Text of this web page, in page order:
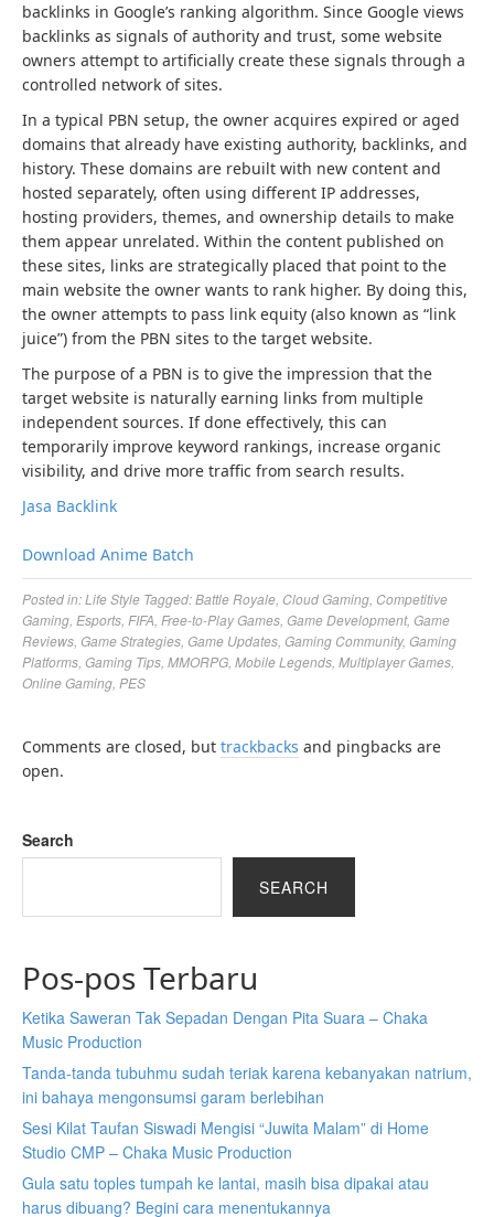
backlinks in Google’s ranking algorithm. Since Google views
backlinks as signals of authority and trust, some website
owners attempt to artificially create these signals through a
controlled network of sites.
In a typical PBN setup, the owner acquires expired or aged
domains that already have existing authority, backlinks, and
history. These domains are rebuilt with new content and
hosted separately, often using different IP addresses,
hosting providers, themes, and ownership details to make
them appear unrelated. Within the content published on
these sites, links are strategically placed that point to the
main website the owner wants to rank higher. By doing this,
the owner attempts to pass link equity (also known as “link
juice”) from the PBN sites to the target website.
The purpose of a PBN is to give the impression that the
target website is naturally earning links from multiple
independent sources. If done effectively, this can
temporarily improve keyword rankings, increase organic
visibility, and drive more traffic from search results.
Jasa Backlink
Download Anime Batch
Posted in:Life Style Tagged:Battle Royale Cloud Gaming Competitive
Gaming Esports FIFA Free-to-Play Games Game Development, Game
Reviews Game Strategies Game Updates Gaming Community, Gaming
Platforms Gaming Tips MMORPG Mobile Legends Multiplayer Games
Online Gaming PES
Comments are closed, but trackbacks and pingbacks are
open.
Search
SEARCH
Pos-pos Terbaru
Ketika Saweran Tak Sepadan Dengan Pita Suara – Chaka
Music Production
Tanda-tanda tubuhmu sudah teriak karena kebanyakan natrium,
ini bahaya mengonsumsi garam berlebihan
Sesi Kilat Taufan Siswadi Mengisi “Juwita Malam” di Home
Studio CMP – Chaka Music Production
Gula satu toples tumpah ke lantai, masih bisa dipakai atau
harus dibuang? Begini cara menentukannya